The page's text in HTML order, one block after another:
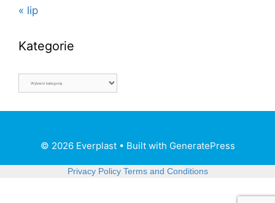
« lip
Kategorie
© 2026 Everplast• Built with GeneratePress
Privacy Policy Terms and Conditions